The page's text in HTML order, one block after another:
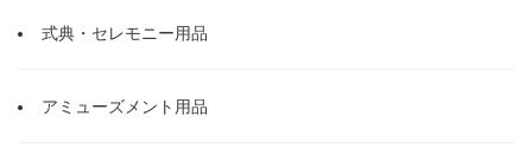
式典・セレモニー用品
アミューズメント用品